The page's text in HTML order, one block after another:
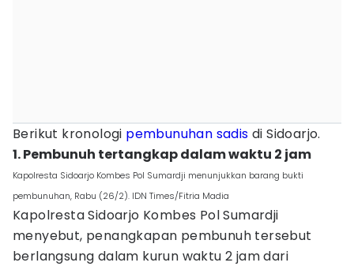
Berikut kronologi pembunuhan sadis di Sidoarjo.
1. Pembunuh tertangkap dalam waktu 2 jam
Kapolresta Sidoarjo Kombes Pol Sumardji menunjukkan barang bukti
pembunuhan, Rabu (26/2). IDN Times/Fitria Madia
Kapolresta Sidoarjo Kombes Pol Sumardji
menyebut, penangkapan pembunuh tersebut
berlangsung dalam kurun waktu 2 jam dari